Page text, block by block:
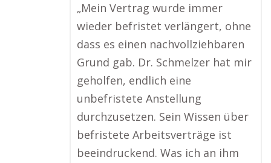
„Mein Vertrag wurde immer
wieder befristet verlängert, ohne
dass es einen nachvollziehbaren
Grund gab. Dr. Schmelzer hat mir
geholfen, endlich eine
unbefristete Anstellung
durchzusetzen. Sein Wissen über
befristete Arbeitsverträge ist
beeindruckend. Was ich an ihm